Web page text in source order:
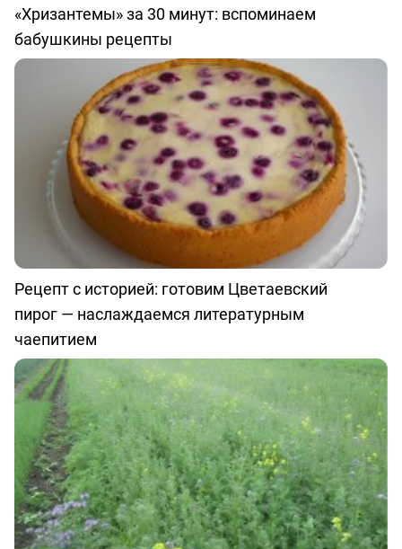
«Хризантемы» за 30 минут: вспоминаем
бабушкины рецепты
Рецепт с историей: готовим Цветаевский
пирог — наслаждаемся литературным
чаепитием